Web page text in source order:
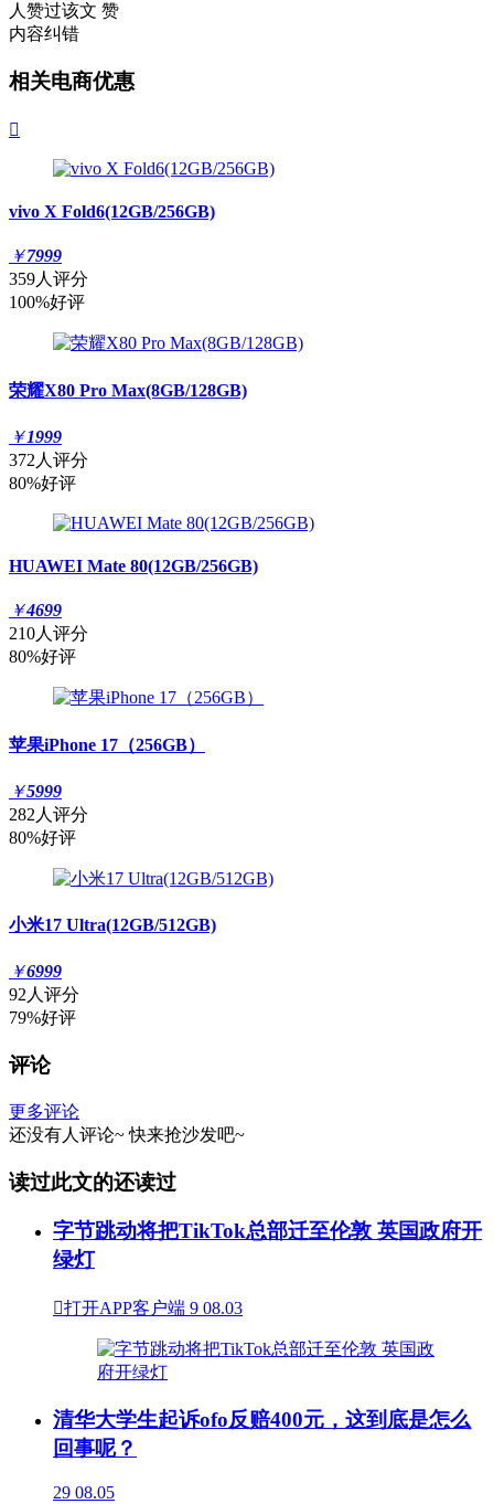
人赞过该文 赞
内容纠错
相关电商优惠

vivo X Fold6(12GB/256GB)
￥7999
359人评分
100%好评
荣耀X80 Pro Max(8GB/128GB)
￥1999
372人评分
80%好评
HUAWEI Mate 80(12GB/256GB)
￥4699
210人评分
80%好评
苹果iPhone 17（256GB）
￥5999
282人评分
80%好评
小米17 Ultra(12GB/512GB)
￥6999
92人评分
79%好评
评论
更多评论
还没有人评论~ 快来抢沙发吧~
读过此文的还读过
字节跳动将把TikTok总部迁至伦敦 英国政府开
绿灯
打开APP客户端 9 08.03
清华大学生起诉ofo反赔400元，这到底是怎么
回事呢？
29 08.05